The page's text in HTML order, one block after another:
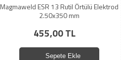
Magmaweld ESR 13 Rutil Örtülü Elektrod
2.50x350 mm
455,00 TL
Sepete Ekle